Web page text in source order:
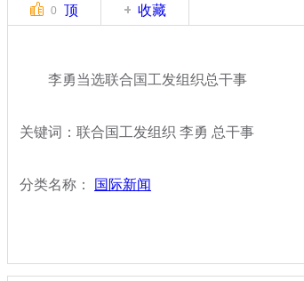
0 顶 收藏
李勇当选联合国工发组织总干事
关键词：联合国工发组织 李勇 总干事
分类名称： 国际新闻